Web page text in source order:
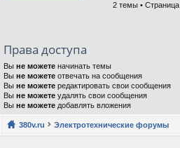
2 темы • Страница
Права доступа
Вы не можете начинать темы
Вы не можете отвечать на сообщения
Вы не можете редактировать свои сообщения
Вы не можете удалять свои сообщения
Вы не можете добавлять вложения
380v.ru Электротехнические форумы